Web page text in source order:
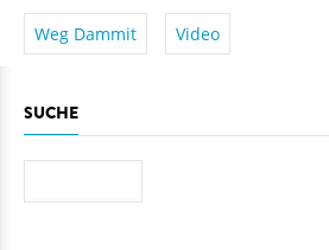
Weg Dammit Video
SUCHE